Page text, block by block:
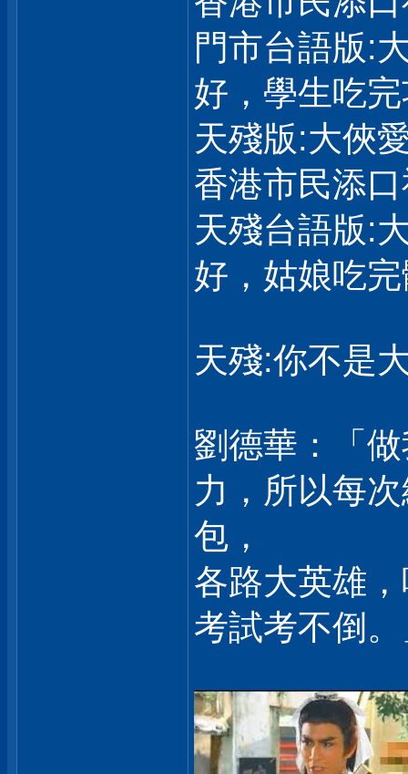
門市台語版:
好，學生吃
天殘版:大俠
香港市民添
天殘台語版:
好，姑娘吃
天殘:你不是
劉德華：「
力，所以每
包，
各路大英雄
考試考不倒